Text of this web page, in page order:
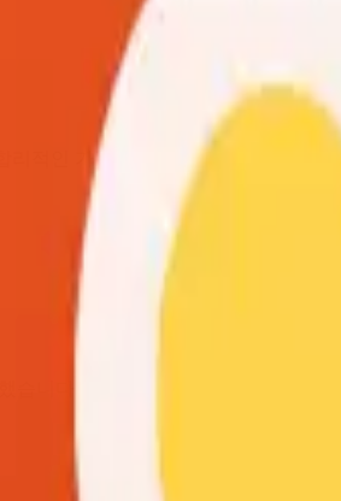
적인 가격으로 제공합니다.
습니다.